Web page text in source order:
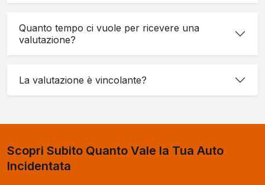
Quanto tempo ci vuole per ricevere una
valutazione?
La valutazione è vincolante?
Scopri Subito Quanto Vale la Tua Auto
Incidentata